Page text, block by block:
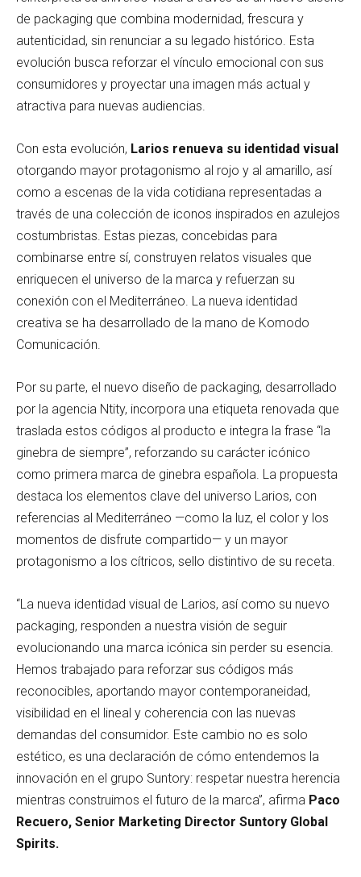
de packaging que combina modernidad, frescura y
autenticidad, sin renunciar a su legado histórico. Esta
evolución busca reforzar el vínculo emocional con sus
consumidores y proyectar una imagen más actual y
atractiva para nuevas audiencias.
Con esta evolución, Larios renueva su identidad visual
otorgando mayor protagonismo al rojo y al amarillo, así
como a escenas de la vida cotidiana representadas a
través de una colección de iconos inspirados en azulejos
costumbristas. Estas piezas, concebidas para
combinarse entre sí, construyen relatos visuales que
enriquecen el universo de la marca y refuerzan su
conexión con el Mediterráneo. La nueva identidad
creativa se ha desarrollado de la mano de Komodo
Comunicación.
Por su parte, el nuevo diseño de packaging, desarrollado
por la agencia Ntity, incorpora una etiqueta renovada que
traslada estos códigos al producto e integra la frase “la
ginebra de siempre”, reforzando su carácter icónico
como primera marca de ginebra española. La propuesta
destaca los elementos clave del universo Larios, con
referencias al Mediterráneo —como la luz, el color y los
momentos de disfrute compartido— y un mayor
protagonismo a los cítricos, sello distintivo de su receta.
“La nueva identidad visual de Larios, así como su nuevo
packaging, responden a nuestra visión de seguir
evolucionando una marca icónica sin perder su esencia.
Hemos trabajado para reforzar sus códigos más
reconocibles, aportando mayor contemporaneidad,
visibilidad en el lineal y coherencia con las nuevas
demandas del consumidor. Este cambio no es solo
estético, es una declaración de cómo entendemos la
innovación en el grupo Suntory: respetar nuestra herencia
mientras construimos el futuro de la marca”, afirma Paco
Recuero, Senior Marketing Director Suntory Global
Spirits.